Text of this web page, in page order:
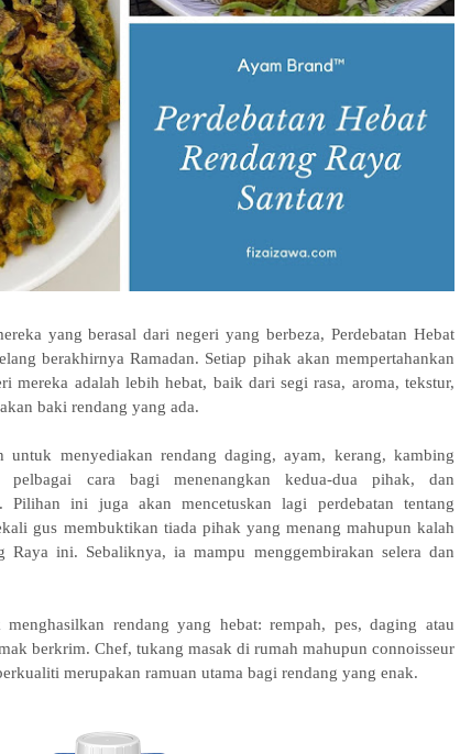
yang berasal dari negeri yang berbeza, Perdebatan Hebat
berakhirnya Ramadan. Setiap pihak akan mempertahankan
mereka adalah lebih hebat, baik dari segi rasa, aroma, tekstur,
baki rendang yang ada.
menyediakan rendang daging, ayam, kerang, kambing
pelbagai cara bagi menenangkan kedua-dua pihak, dan
Pilihan ini juga akan mencetuskan lagi perdebatan tentang
gus membuktikan tiada pihak yang menang mahupun kalah
Raya ini. Sebaliknya, ia mampu menggembirakan selera dan
rendang yang hebat: rempah, pes, daging atau
berkrim. Chef, tukang masak di rumah mahupun connoisseur
merupakan ramuan utama bagi rendang yang enak.